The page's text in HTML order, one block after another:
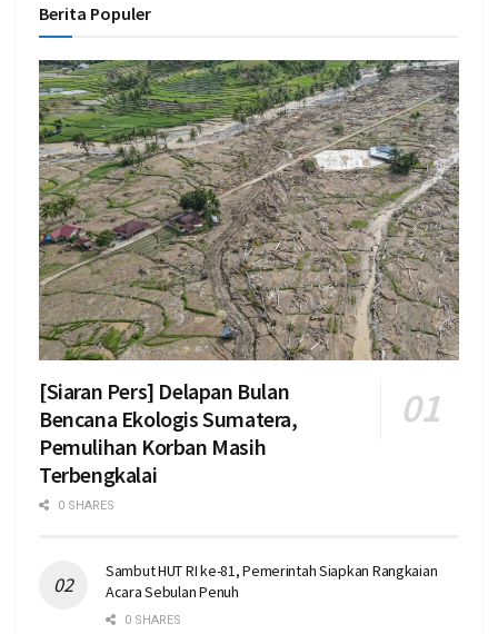
Berita Populer
[Siaran Pers] Delapan Bulan
Bencana Ekologis Sumatera,
Pemulihan Korban Masih
Terbengkalai
0 SHARES
Sambut HUT RI ke-81, Pemerintah Siapkan Rangkaian
Acara Sebulan Penuh
0 SHARES